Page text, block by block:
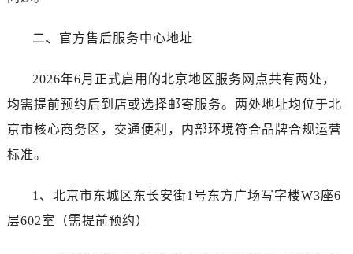
二、官方售后服务中心地址
2026年6月正式启用的北京地区服务网点共有两处，
均需提前预约后到店或选择邮寄服务。两处地址均位于北
京市核心商务区，交通便利，内部环境符合品牌合规运营
标准。
1、北京市东城区东长安街1号东方广场写字楼W3座6
层602室（需提前预约）